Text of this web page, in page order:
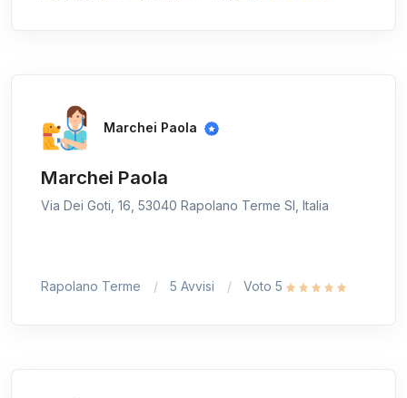
Marchei Paola
Marchei Paola
Via Dei Goti, 16, 53040 Rapolano Terme SI, Italia
Rapolano Terme 5 Avvisi Voto 5